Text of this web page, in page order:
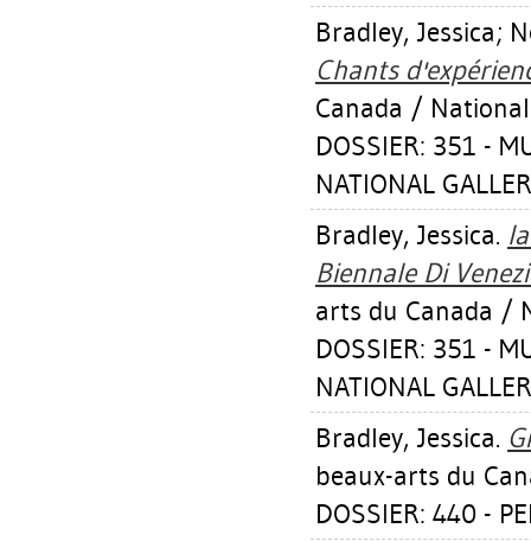
Bradley, Jessica;
Chants
Canada /
DOSSIER: 351 -
NATIONAL
Bradley, Jessica.
Biennale Di
arts du Canada /
DOSSIER: 351 -
NATIONAL
Bradley, Jessica.
beaux-arts du
DOSSIER: 440 -